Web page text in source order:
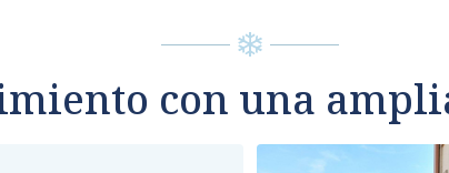
con una